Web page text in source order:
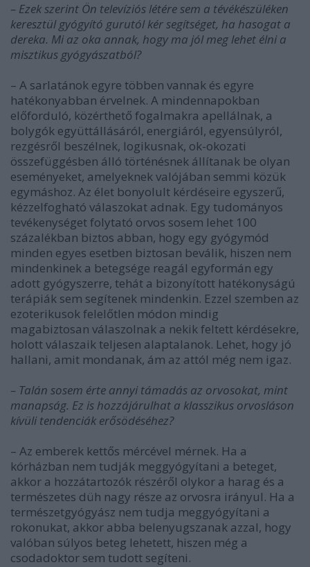
– Ezek szerint Ön televíziós létére sem a tévékészüléken
keresztül gyógyító gurutól kér segítséget, ha hasogat a
dereka. Mi az oka annak, hogy ma jól meg lehet élni a
misztikus gyógyászatból?
– A sarlatánok egyre többen vannak és egyre
hatékonyabban érvelnek. A mindennapokban
előforduló, közérthető fogalmakra apellálnak, a
bolygók együttállásáról, energiáról, egyensúlyról,
rezgésről beszélnek, logikusnak, ok-okozati
összefüggésben álló történésnek állítanak be olyan
eseményeket, amelyeknek valójában semmi közük
egymáshoz. Az élet bonyolult kérdéseire egyszerű,
kézzelfogható válaszokat adnak. Egy tudományos
tevékenységet folytató orvos sosem lehet 100
százalékban biztos abban, hogy egy gyógymód
minden egyes esetben biztosan beválik, hiszen nem
mindenkinek a betegsége reagál egyformán egy
adott gyógyszerre, tehát a bizonyított hatékonyságú
terápiák sem segítenek mindenkin. Ezzel szemben az
ezoterikusok felelőtlen módon mindig
magabiztosan válaszolnak a nekik feltett kérdésekre,
holott válaszaik teljesen alaptalanok. Lehet, hogy jó
hallani, amit mondanak, ám az attól még nem igaz.
– Talán sosem érte annyi támadás az orvosokat, mint
manapság. Ez is hozzájárulhat a klasszikus orvosláson
kívüli tendenciák erősödéséhez?
– Az emberek kettős mércével mérnek. Ha a
kórházban nem tudják meggyógyítani a beteget,
akkor a hozzátartozók részéről olykor a harag és a
természetes düh nagy része az orvosra irányul. Ha a
természetgyógyász nem tudja meggyógyítani a
rokonukat, akkor abba belenyugszanak azzal, hogy
valóban súlyos beteg lehetett, hiszen még a
csodadoktor sem tudott segíteni.